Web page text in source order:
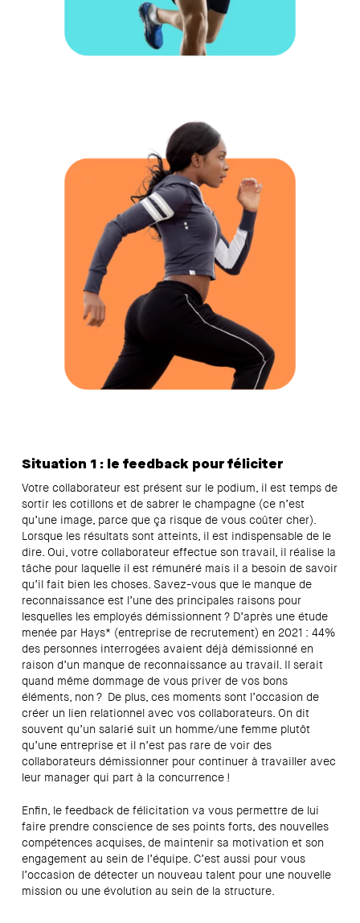
Situation 1 : le feedback pour féliciter
Votre collaborateur est présent sur le podium, il est temps de
sortir les cotillons et de sabrer le champagne (ce n’est
qu’une image, parce que ça risque de vous coûter cher).
Lorsque les résultats sont atteints, il est indispensable de le
dire. Oui, votre collaborateur effectue son travail, il réalise la
tâche pour laquelle il est rémunéré mais il a besoin de savoir
qu’il fait bien les choses. Savez-vous que le manque de
reconnaissance est l’une des principales raisons pour
lesquelles les employés démissionnent ? D’après une étude
menée par Hays* (entreprise de recrutement) en 2021 : 44%
des personnes interrogées avaient déjà démissionné en
raison d’un manque de reconnaissance au travail. Il serait
quand même dommage de vous priver de vos bons
éléments, non ? De plus, ces moments sont l’occasion de
créer un lien relationnel avec vos collaborateurs. On dit
souvent qu’un salarié suit un homme/une femme plutôt
qu’une entreprise et il n’est pas rare de voir des
collaborateurs démissionner pour continuer à travailler avec
leur manager qui part à la concurrence !
Enfin, le feedback de félicitation va vous permettre de lui
faire prendre conscience de ses points forts, des nouvelles
compétences acquises, de maintenir sa motivation et son
engagement au sein de l’équipe. C’est aussi pour vous
l’occasion de détecter un nouveau talent pour une nouvelle
mission ou une évolution au sein de la structure.